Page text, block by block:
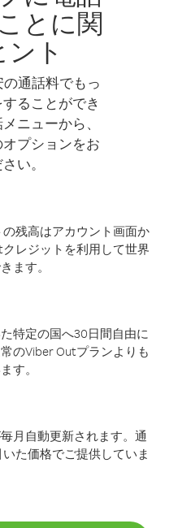
とに関
ト
通話料でもっ
ることができ
ニューから、
プションをお
い。
残高はアカウント画面か
レジットを利用して世界
ます。
特定の国へ30日間自由に
のViber Outプランよりも
す。
月自動更新されます。通
た価格でご提供していま